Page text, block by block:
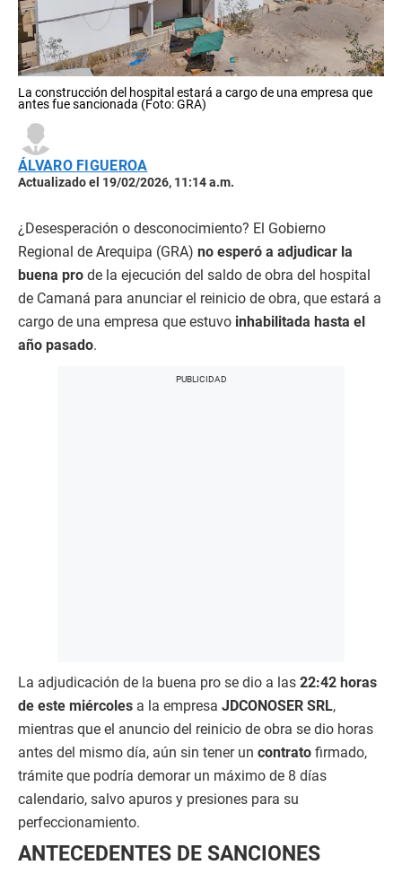
La construcción del hospital estará a cargo de una empresa que
antes fue sancionada (Foto: GRA)
ÁLVARO FIGUEROA
Actualizado el 19/02/2026, 11:14 a.m.
¿Desesperación o desconocimiento? El Gobierno
Regional de Arequipa (GRA) no esperó a adjudicar la
buena pro de la ejecución del saldo de obra del hospital
de Camaná para anunciar el reinicio de obra, que estará a
cargo de una empresa que estuvo inhabilitada hasta el
año pasado.
La adjudicación de la buena pro se dio a las 22:42 horas
de este miércoles a la empresa JDCONOSER SRL,
mientras que el anuncio del reinicio de obra se dio horas
antes del mismo día, aún sin tener un contrato firmado,
trámite que podría demorar un máximo de 8 días
calendario, salvo apuros y presiones para su
perfeccionamiento.
ANTECEDENTES DE SANCIONES